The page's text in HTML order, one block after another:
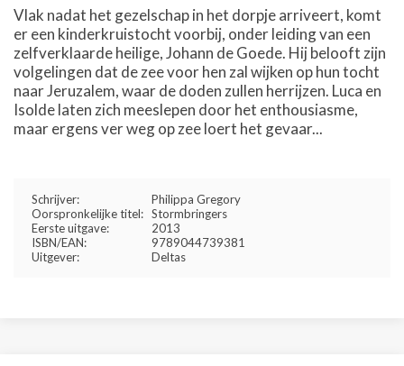
Vlak nadat het gezelschap in het dorpje arriveert, komt
er een kinderkruistocht voorbij, onder leiding van een
zelfverklaarde heilige, Johann de Goede. Hij belooft zijn
volgelingen dat de zee voor hen zal wijken op hun tocht
naar Jeruzalem, waar de doden zullen herrijzen. Luca en
Isolde laten zich meeslepen door het enthousiasme,
maar ergens ver weg op zee loert het gevaar...
Schrijver:
Philippa Gregory
Oorspronkelijke titel: Stormbringers
Eerste uitgave:
2013
ISBN/EAN:
9789044739381
Uitgever:
Deltas